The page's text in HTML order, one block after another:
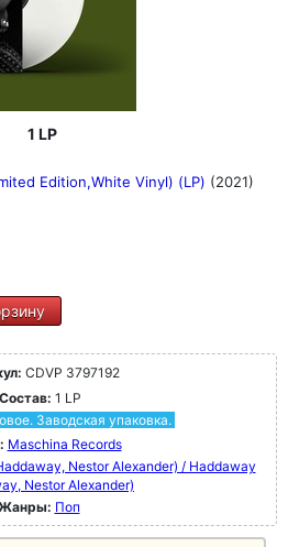
1 LP
Edition,White Vinyl) (LP) (2021)
CDVP 3797192
Состав: 1 LP
Заводская упаковка.
Maschina Records
Nestor Alexander) / Haddaway
Nestor Alexander)
Поп